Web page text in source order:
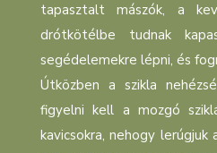
tapasztalt mászók, a
drótkötélbe tudnak
segédelemekre lépni, és
Útközben a szikla
figyelni kell a mozgó
kavicsokra, nehogy lerúgjuk